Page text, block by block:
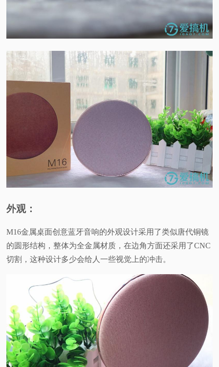
外观：
M16金属桌面创意蓝牙音响的外观设计采用了类似唐代铜镜
的圆形结构，整体为全金属材质，在边角方面还采用了CNC
切割，这种设计多少会给人一些视觉上的冲击。